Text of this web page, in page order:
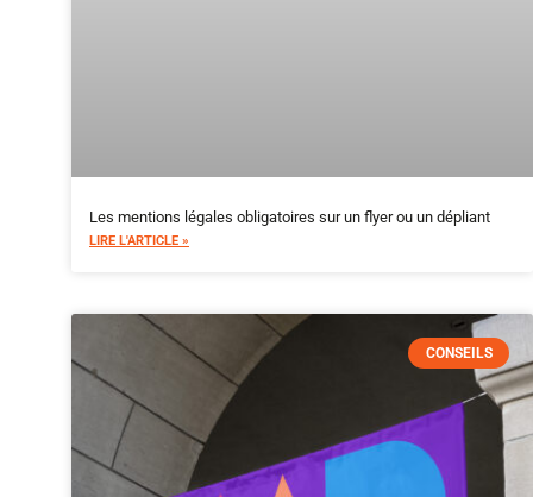
Les mentions légales obligatoires sur un flyer ou un dépliant
LIRE L'ARTICLE »
CONSEILS